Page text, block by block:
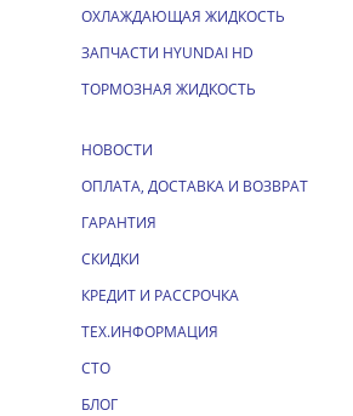
ОХЛАЖДАЮЩАЯ ЖИДКОСТЬ
ЗАПЧАСТИ HYUNDAI HD
ТОРМОЗНАЯ ЖИДКОСТЬ
НОВОСТИ
ОПЛАТА, ДОСТАВКА И ВОЗВРАТ
ГАРАНТИЯ
СКИДКИ
КРЕДИТ И РАССРОЧКА
ТЕХ.ИНФОРМАЦИЯ
СТО
БЛОГ